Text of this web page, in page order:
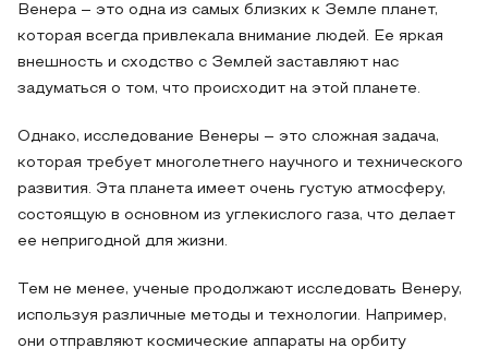
Венера – это одна из самых близких к Земле планет,
которая всегда привлекала внимание людей. Ее яркая
внешность и сходство с Землей заставляют нас
задуматься о том, что происходит на этой планете.
Однако, исследование Венеры – это сложная задача,
которая требует многолетнего научного и технического
развития. Эта планета имеет очень густую атмосферу,
состоящую в основном из углекислого газа, что делает
ее непригодной для жизни.
Тем не менее, ученые продолжают исследовать Венеру,
используя различные методы и технологии. Например,
они отправляют космические аппараты на орбиту